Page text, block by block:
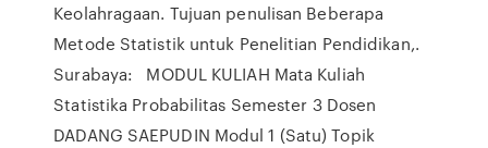
Keolahragaan. Tujuan penulisan Beberapa
Metode Statistik untuk Penelitian Pendidikan,.
Surabaya: MODUL KULIAH Mata Kuliah
Statistika Probabilitas Semester 3 Dosen
DADANG SAEPUDIN Modul 1 (Satu) Topik